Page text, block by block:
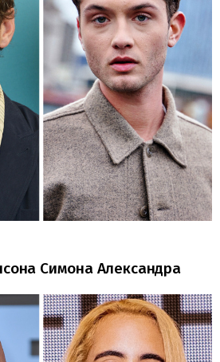
Симона Александра